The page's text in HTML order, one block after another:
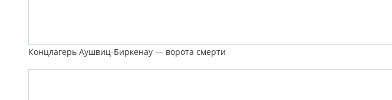
Концлагерь Аушвиц-Биркенау — ворота смерти